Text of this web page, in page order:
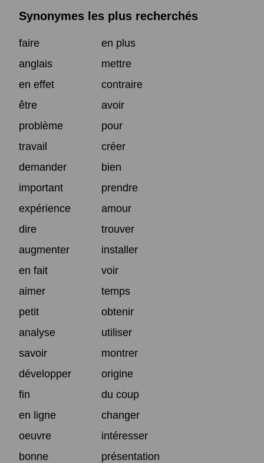
Synonymes les plus recherchés
faire
en plus
anglais
mettre
en effet
contraire
être
avoir
problème
pour
travail
créer
demander
bien
important
prendre
expérience
amour
dire
trouver
augmenter
installer
en fait
voir
aimer
temps
petit
obtenir
analyse
utiliser
savoir
montrer
développer
origine
fin
du coup
en ligne
changer
oeuvre
intéresser
bonne
présentation